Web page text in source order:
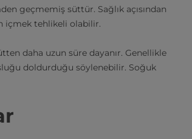
geçmemiş süttür. Sağlık açısından
içmek tehlikeli olabilir.
daha uzun süre dayanır. Genellikle
doldurduğu söylenebilir. Soğuk